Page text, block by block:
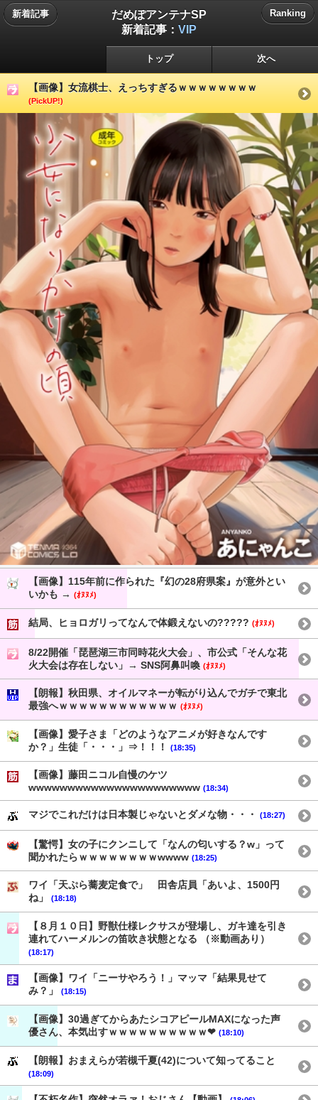
新着記事
だめぽアンテナSP
新着記事： VIP
Ranking
トップ 次へ
【画像】女流棋士、えっちすぎるｗｗｗｗｗｗｗｗ
(PickUP!)
【画像】115年前に作られた『幻の28府県案』が意外とい
いかも → (ｵﾇﾇﾒ)
結局、ヒョロガリってなんで体鍛えないの????? (ｵﾇﾇﾒ)
8/22開催「琵琶湖三市同時花火大会」、市公式「そんな花
火大会は存在しない」→ SNS阿鼻叫喚 (ｵﾇﾇﾒ)
【朗報】秋田県、オイルマネーが転がり込んでガチで東北
最強へｗｗｗｗｗｗｗｗｗｗｗｗ (ｵﾇﾇﾒ)
【画像】愛子さま「どのようなアニメが好きなんです
か？」生徒「・・・」⇒！！！
(18:35)
【画像】藤田ニコル自慢のケツ
wwwwwwwwwwwwwwwwwwwwww (18:34)
マジでこれだけは日本製じゃないとダメな物・・・ (18:27)
【驚愕】女の子にクンニして「なんの匂いする？w」って
聞かれたらｗｗｗｗｗｗｗｗwwww (18:25)
ワイ「天ぷら蕎麦定食で」 田舎店員「あいよ、1500円
ね」
(18:18)
【８月１０日】野獣仕様レクサスが登場し、ガキ達を引き
連れてハーメルンの笛吹き状態となる （※動画あり）
(18:17)
【画像】ワイ「ニーサやろう！」マッマ「結果見せて
み？」
(18:15)
【画像】30過ぎてからあたシコアピールMAXになった声
優さん、本気出すｗｗｗｗｗｗｗｗｗｗ❤ (18:10)
【朗報】おまえらが若槻千夏(42)について知ってること
(18:09)